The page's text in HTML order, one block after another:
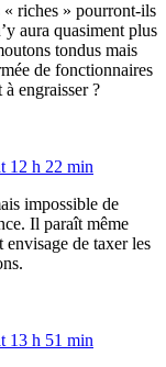
riches » pourront-ils
aura quasiment plus
tondus mais
de fonctionnaires
engraisser ?
12 h 22 min
impossible de
Il paraît même
de taxer les
13 h 51 min